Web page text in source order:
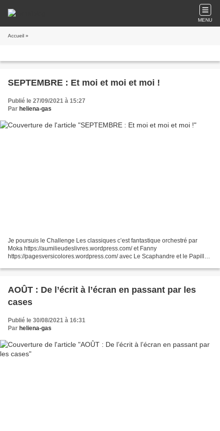
MENU
Accueil »
SEPTEMBRE : Et moi et moi et moi !
Publié le 27/09/2021 à 15:27
Par heliena-gas
Je poursuis le Challenge Les classiques c’est fantastique orchestré par
Moka https://aumilieudeslivres.wordpress.com/ et Fanny
https://pagesversicolores.wordpress.com/ avec Le Scaphandre et le Papillon
AOÛT : De l’écrit à l’écran en passant par les
cases
Publié le 30/08/2021 à 16:31
Par heliena-gas